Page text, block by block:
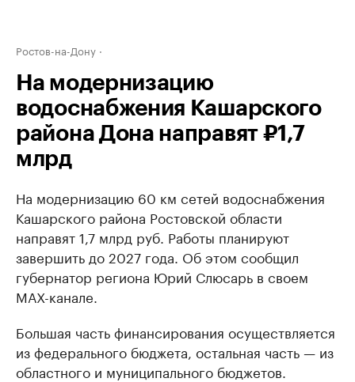
Ростов-на-Дону
На модернизацию
водоснабжения Кашарского
района Дона направят ₽1,7
млрд
На модернизацию 60 км сетей водоснабжения
Кашарского района Ростовской области
направят 1,7 млрд руб. Работы планируют
завершить до 2027 года. Об этом сообщил
губернатор региона Юрий Слюсарь в своем
МАХ-канале.
Большая часть финансирования осуществляется
из федерального бюджета, остальная часть — из
областного и муниципального бюджетов.